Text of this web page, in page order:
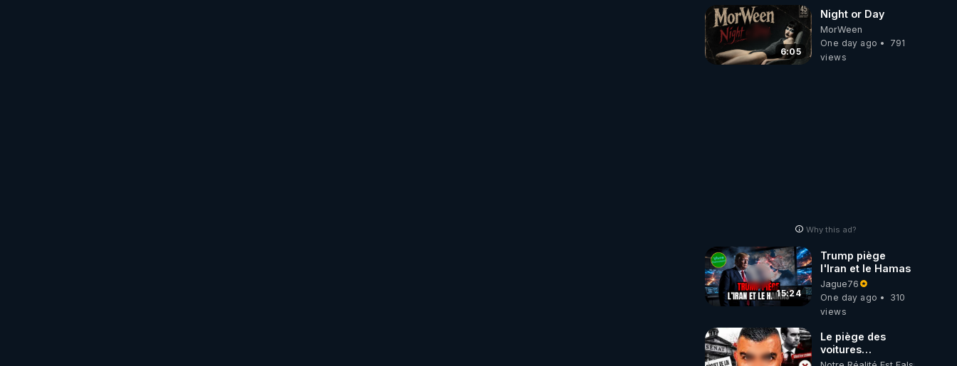
6:05
Night or Day
MorWeen
One day ago
791
views
Why this ad?
15:24
Trump piège
l'Iran et le Hamas
Jague76
One day ago
310
views
Le piège des
voitures
électriques se